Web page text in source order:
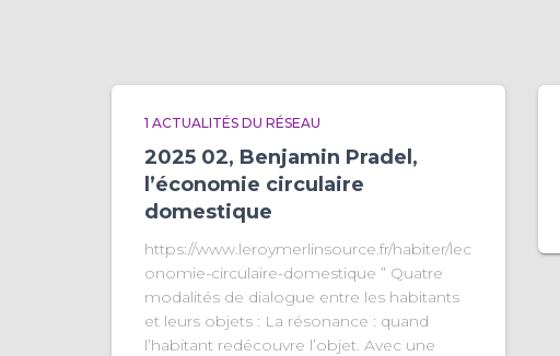
1 ACTUALITÉS DU RÉSEAU
2025 02, Benjamin Pradel,
l’économie circulaire
domestique
https://www.leroymerlinsource.fr/habiter/lec
onomie-circulaire-domestique ” Quatre
modalités de dialogue entre les habitants
et leurs objets : La résonance : quand
l’habitant redécouvre l’objet. Avec une